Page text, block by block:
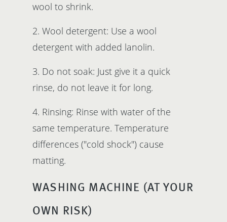
wool to shrink.
2. Wool detergent: Use a wool
detergent with added lanolin.
3. Do not soak: Just give it a quick
rinse, do not leave it for long.
4. Rinsing: Rinse with water of the
same temperature. Temperature
differences ("cold shock") cause
matting.
WASHING MACHINE (AT YOUR
OWN RISK)